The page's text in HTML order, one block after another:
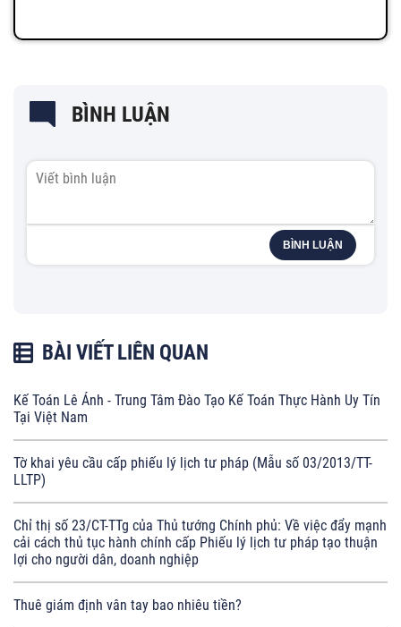
BÌNH LUẬN
BÌNH LUẬN
BÀI VIẾT LIÊN QUAN
Kế Toán Lê Ánh - Trung Tâm Đào Tạo Kế Toán Thực Hành Uy Tín
Tại Việt Nam
Tờ khai yêu cầu cấp phiếu lý lịch tư pháp (Mẫu số 03/2013/TT-
LLTP)
Chỉ thị số 23/CT-TTg của Thủ tướng Chính phủ: Về việc đẩy mạnh
cải cách thủ tục hành chính cấp Phiếu lý lịch tư pháp tạo thuận
lợi cho người dân, doanh nghiệp
Thuê giám định vân tay bao nhiêu tiền?